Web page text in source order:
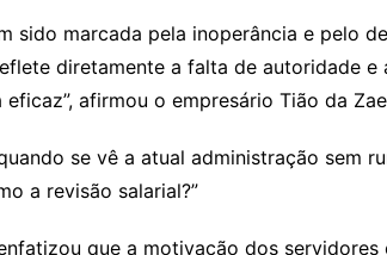
sr
o
o
m
sido marcada pela inoperância e pelo
diretamente a falta de autoridade e
afirmou o empresário Tião da
se vê a atual administração sem
a revisão salarial?”
que a motivação dos servidores